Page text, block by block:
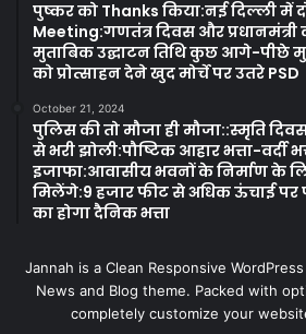
पुष्कर को Thanks किया:नई दिल्ली में
Meeting:गणतंत्र दिवस और
मुताबिक उद्घाटन तिथि कुछ आगे-पीछे
को प्रोत्साहन देने खुद मोर्चे पर उतरे PSD
October 21, 2024
पुलिस की तो मौजा ही मौजा::स्मृति
से भरी झोली:पौष्टिक आहार भत्ता-वर्दी
इजाफा:आवासीय भवनों के निर्माण के
मिलेंगे:9 हजार फीट से अधिक ऊंचाई पर
का होगा दैनिक भत्ता
Jannah is a Clean Responsive
News and Blog theme. Packed with
completely customize your